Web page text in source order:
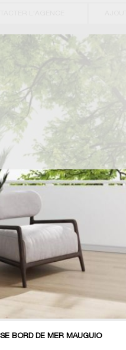
BORD DE MER MAUGUIO